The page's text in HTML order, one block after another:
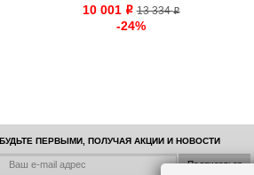
10 001 o 13 334o
-24%
БУДЬТЕ ПЕРВЫМИ, ПОЛУЧАЯ АКЦИИ И НОВОСТИ